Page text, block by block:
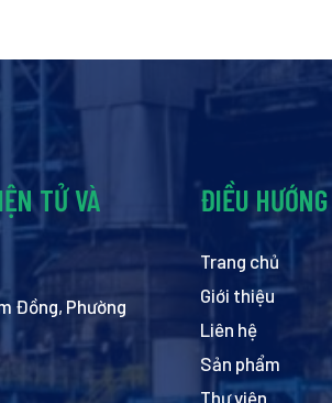
TỬ VÀ
Đồng, Phường
ĐIỀU HƯỚNG
Trang chủ
Giới thiệu
Liên hệ
Sản phẩm
Thư viện